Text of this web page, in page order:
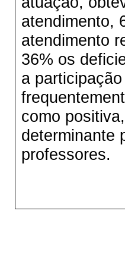
atendimento,
atendimento
36% os
a
como
determinante
professores.